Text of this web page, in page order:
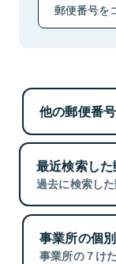
郵便番号を
他の郵便番
最近検索し
過去に検索し
事業所の個
事業所の７け